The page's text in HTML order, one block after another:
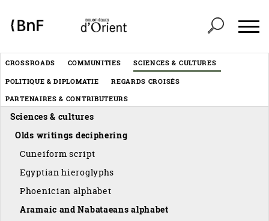
Menu
éditorial
CROSSROADS COMMUNITIES SCIENCES & CULTURES
POLITIQUE & DIPLOMATIE
REGARDS CROISÉS
PARTENAIRES & CONTRIBUTEURS
Sciences & cultures
Olds writings deciphering
Cuneiform script
Egyptian hieroglyphs
Phoenician alphabet
Aramaic and Nabataeans alphabet